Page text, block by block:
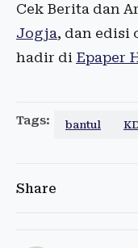
Cek Berita dan
Jogja, dan edisi
hadir di Epaper
Tags: bantul
Share